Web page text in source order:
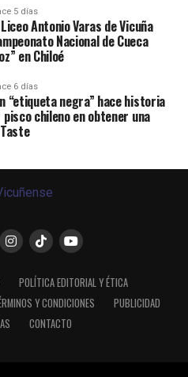
5 días
Antonio Varas de Vicuña
Nacional de Cueca
en Chiloé
6 días
“etiqueta negra” hace historia
chileno en obtener una
POLÍTICA EDITORIAL Y ÉTICA
Y CONDICIONES
PUBLICIDAD
CONTACTO